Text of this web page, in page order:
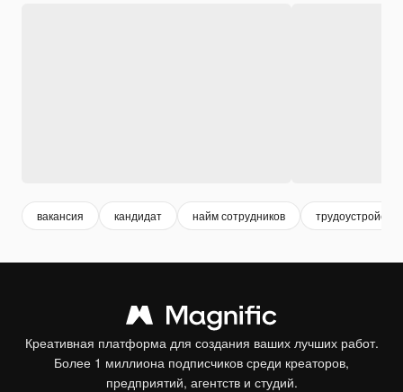
вакансия кандидат найм сотрудников трудоустройство
Креативная платформа для создания ваших лучших работ.
Более 1 миллиона подписчиков среди креаторов,
предприятий, агентств и студий.